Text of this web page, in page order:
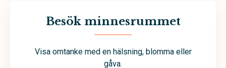
Besök minnesrummet
Visa omtanke med en hälsning, blomma eller
gåva.